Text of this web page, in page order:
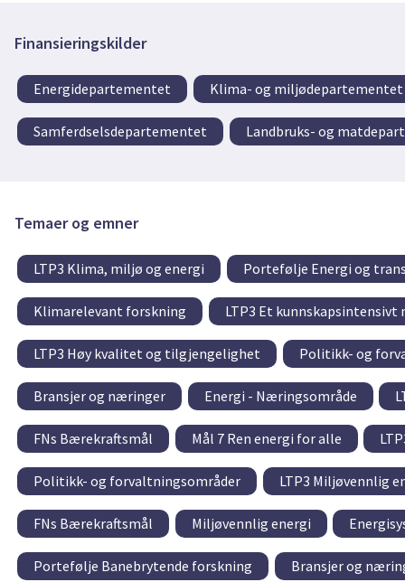
Finansieringskilder
Energidepartementet Klima- og miljødepartementet
Samferdselsdepartementet Landbruks- og
Temaer og emner
LTP3 Klima, miljø og energi Portefølje Energi og
Klimarelevant forskning LTP3 Et
LTP3 Høy kvalitet og tilgjengelighet Politikk- og
Bransjer og næringer Energi - Næringsområde
FNs Bærekraftsmål Mål 7 Ren energi for alle
Politikk- og forvaltningsområder LTP3 Miljøvennlig
FNs Bærekraftsmål Miljøvennlig energi
Portefølje Banebrytende forskning Bransjer og